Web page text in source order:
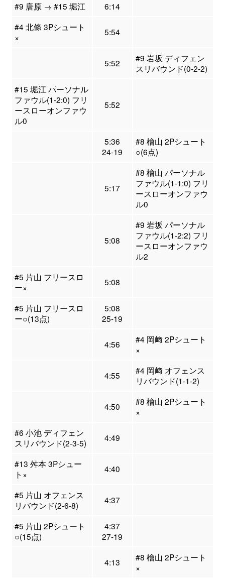
#9 唐原 → #15 堀江
6:14
#4 北條 3Pシュート
×
5:54
5:52
#9 岩坂 ディフェン
スリバウンド(0-2-2)
#15 堀江 パーソナル
ファウル(1-2:0) フリ
ースローオンファウ
ル0
5:52
5:36
24-19
#8 檜山 2Pシュート
○(6点)
5:17
#8 檜山 パーソナル
ファウル(1-1:0) フリ
ースローオンファウ
ル0
5:08
#9 岩坂 パーソナル
ファウル(1-2:2) フリ
ースローオンファウ
ル2
#5 片山 フリースロ
ー×
5:08
#5 片山 フリースロ
ー○(13点)
5:08
25-19
4:56
#4 岡﨑 2Pシュート
×
4:55
#4 岡﨑 オフェンス
リバウンド(1-1-2)
4:50
#8 檜山 2Pシュート
×
#6 小池 ディフェン
スリバウンド(2-3-5)
4:49
#13 舛本 3Pシュー
ト×
4:40
#5 片山 オフェンス
リバウンド(2-6-8)
4:37
#5 片山 2Pシュート
○(15点)
4:37
27-19
4:13
#8 檜山 2Pシュート
×